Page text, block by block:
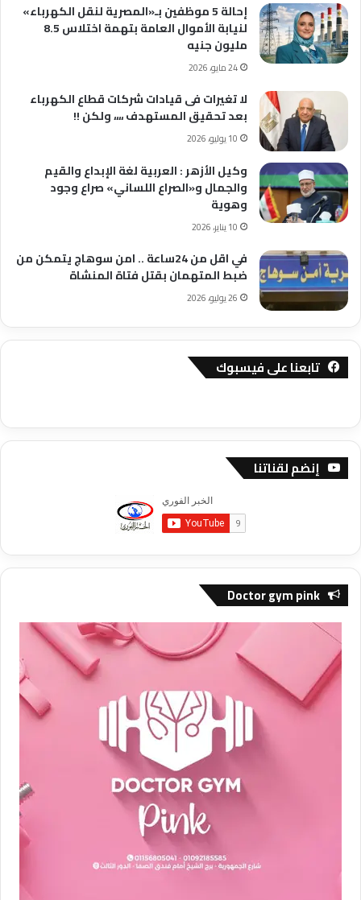
إحالة 5 موظفين بـ«المصرية لنقل الكهرباء»
لنيابة الأموال العامة بتهمة اختلاس 8.5
مليون جنيه
24 مايو، 2026
لا تغيرات فى قيادات شركات قطاع الكهرباء
بعد تحقيق المستهدف ،،،، ولكن !!
10 يوليو، 2026
وكيل الأزهر : العربية لغة الإبداع والقيم
والجمال و«الصراع اللساني» صراع وجود
وهوية
10 يناير، 2026
في اقل من 24ساعة .. امن سوهاج يتمكن من
ضبط المتهمان بقتل فتاة المنشاة
26 يوليو، 2026
تابعنا على فيسبوك
إنضم لقناتنا
Doctor gym pink